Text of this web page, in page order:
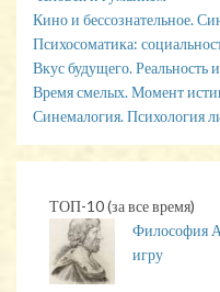
Кино и бессознательное.
Психосоматика:
Вкус будущего. Реальность
Время смелых. Момент
Синемалогия. Психология
ТОП-10 (за все время)
Философия
игру